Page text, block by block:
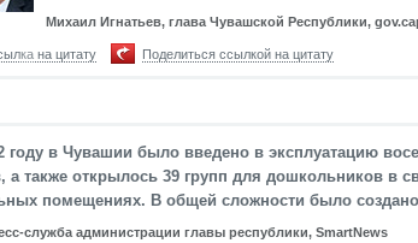
Михаил Игнатьев, глава Чувашской Республики,
на цитату Поделиться ссылкой на цитату
году в Чувашии было введено в эксплуатацию
а также открылось 39 групп для дошкольников в
помещениях. В общей сложности было создано
служба администрации главы республики, SmartNews